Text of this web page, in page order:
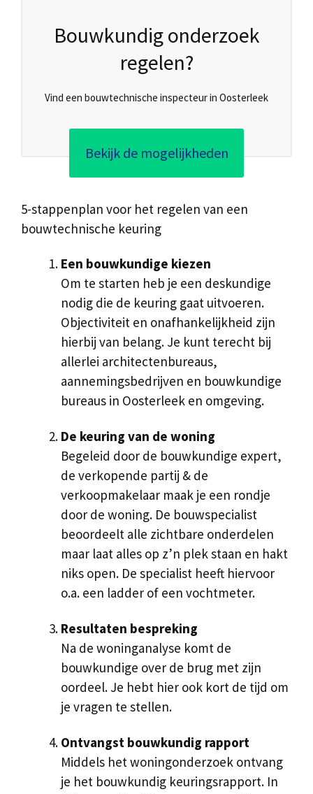
Bouwkundig onderzoek
regelen?
Vind een bouwtechnische inspecteur in Oosterleek
Bekijk de mogelijkheden
5-stappenplan voor het regelen van een
bouwtechnische keuring
Een bouwkundige kiezen
Om te starten heb je een deskundige
nodig die de keuring gaat uitvoeren.
Objectiviteit en onafhankelijkheid zijn
hierbij van belang. Je kunt terecht bij
allerlei architectenbureaus,
aannemingsbedrijven en bouwkundige
bureaus in Oosterleek en omgeving.
De keuring van de woning
Begeleid door de bouwkundige expert,
de verkopende partij & de
verkoopmakelaar maak je een rondje
door de woning. De bouwspecialist
beoordeelt alle zichtbare onderdelen
maar laat alles op z’n plek staan en hakt
niks open. De specialist heeft hiervoor
o.a. een ladder of een vochtmeter.
Resultaten bespreking
Na de woninganalyse komt de
bouwkundige over de brug met zijn
oordeel. Je hebt hier ook kort de tijd om
je vragen te stellen.
Ontvangst bouwkundig rapport
Middels het woningonderzoek ontvang
je het bouwkundig keuringsrapport. In